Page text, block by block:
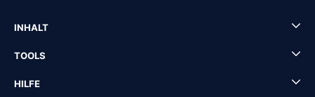
INHALT
TOOLS
HILFE